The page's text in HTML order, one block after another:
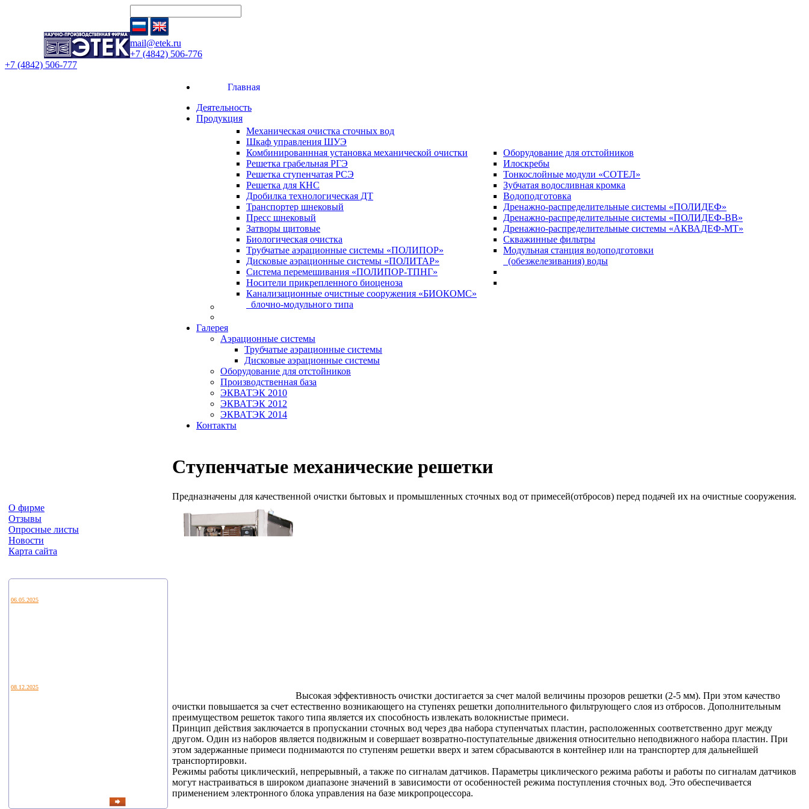
mail@etek.ru
+7 (4842) 506-776
+7 (4842) 506-777
Главная
Деятельность
Продукция
Механическая очистка сточных вод
Шкаф управления ШУЭ
Комбинированнная установка механической очистки
Решетка грабельная РГЭ
Решетка ступенчатая РСЭ
Решетка для КНС
Дробилка технологическая ДТ
Транспортер шнековый
Пресс шнековый
Затворы щитовые
Биологическая очистка
Трубчатые аэрационные системы «ПОЛИПОР»
Дисковые аэрационные системы «ПОЛИТАР»
Система перемешивания «ПОЛИПОР-ТПНГ»
Носители прикрепленного биоценоза
Канализационные очистные сооружения «БИОКОМС»
блочно-модульного типа
Оборудование для отстойников
Илоскребы
Тонкослойные модули «СОТЕЛ»
Зубчатая водосливная кромка
Водоподготовка
Дренажно-распределительные системы «ПОЛИДЕФ»
Дренажно-распределительные системы «ПОЛИДЕФ-ВВ»
Дренажно-распределительные системы «АКВАДЕФ-МТ»
Скважинные фильтры
Модульная станция водоподготовки
(обезжелезивания) воды
Галерея
Аэрационные системы
Трубчатые аэрационные системы
Дисковые аэрационные системы
Оборудование для отстойников
Производственная база
ЭКВАТЭК 2010
ЭКВАТЭК 2012
ЭКВАТЭК 2014
Контакты
О фирме
Отзывы
Опросные листы
Новости
Карта сайта
06.05.2025
08.12.2025
Ступенчатые механические решетки
Предназначены для качественной очистки бытовых и промышленных сточных вод от примесей(отбросов) перед подачей их на очистные сооружения.
Высокая эффективность очистки достигается за счет малой величины прозоров решетки (2-5 мм). При этом качество
очистки повышается за счет естественно возникающего на ступенях решетки дополнительного фильтрующего слоя из отбросов. Дополнительным
преимуществом решеток такого типа является их способность извлекать волокнистые примеси.
Принцип действия заключается в пропускании сточных вод через два набора ступенчатых пластин, расположенных соответственно друг между
другом. Один из наборов является подвижным и совершает возвратно-поступательные движения относительно неподвижного набора пластин. При
этом задержанные примеси поднимаются по ступеням решетки вверх и затем сбрасываются в контейнер или на транспортер для дальнейшей
транспортировки.
Режимы работы циклический, непрерывный, а также по сигналам датчиков. Параметры циклического режима работы и работы по сигналам датчиков
могут настраиваться в широком диапазоне значений в зависимости от особенностей режима поступления сточных вод. Это обеспечивается
применением электронного блока управления на базе микропроцессора.